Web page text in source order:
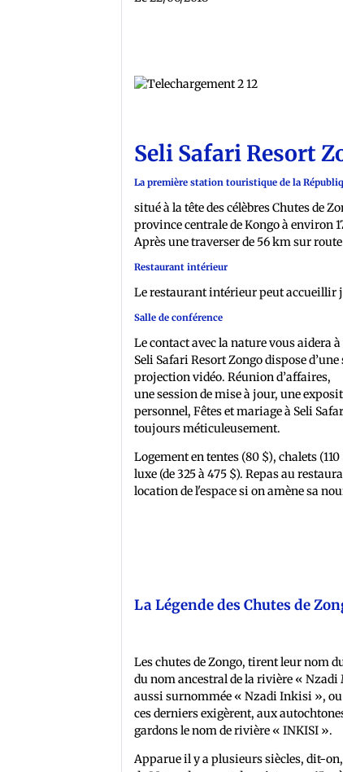
Seli Safari Resort
La première station touristique de la
situé à la tête des célèbres Chutes de
province centrale de Kongo à environ
Après une traverser de 56 km sur
Restaurant intérieur
Le restaurant intérieur peut accueillir
Salle de conférence
Le contact avec la nature vous aidera
Seli Safari Resort Zongo dispose
projection vidéo. Réunion d’affaires,
une session de mise à jour, une
personnel, Fêtes et mariage à Seli
toujours méticuleusement.
Logement en tentes (80 $), chalets
luxe (de 325 à 475 $). Repas au
location de l'espace si on amène sa
La Légende des Chutes de
Les chutes de Zongo, tirent leur nom
du nom ancestral de la rivière «
aussi surnommée « Nzadi Inkisi », ou
ces derniers exigèrent, aux
gardons le nom de rivière « INKISI ».
Apparue il y a plusieurs siècles, dit-